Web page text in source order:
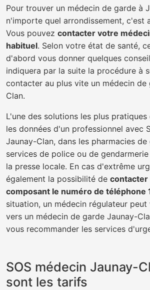
Pour trouver un médecin de garde à
n'importe quel arrondissement, c'est
Vous pouvez contacter votre
habituel. Selon votre état de santé,
d'abord vous donner quelques
indiquera par la suite la procédure à
contacter au plus vite un médecin de
Clan.
L'une des solutions les plus
les données d'un professionnel avec
Jaunay-Clan, dans les pharmacies
services de police ou de
la presse locale. En cas d'extrême
également la possibilité de contacter
composant le numéro de téléphone
situation, un médecin régulateur
vers un médecin de garde Jaunay-
vous recommander les services
SOS médecin Jaunay-
sont les tarifs